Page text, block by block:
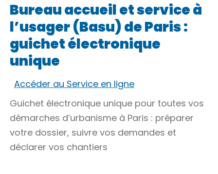
Bureau accueil et service à
l’usager (Basu) de Paris :
guichet électronique
unique
Accéder au Service en ligne
Guichet électronique unique pour toutes vos
démarches d’urbanisme à Paris : préparer
votre dossier, suivre vos demandes et
déclarer vos chantiers